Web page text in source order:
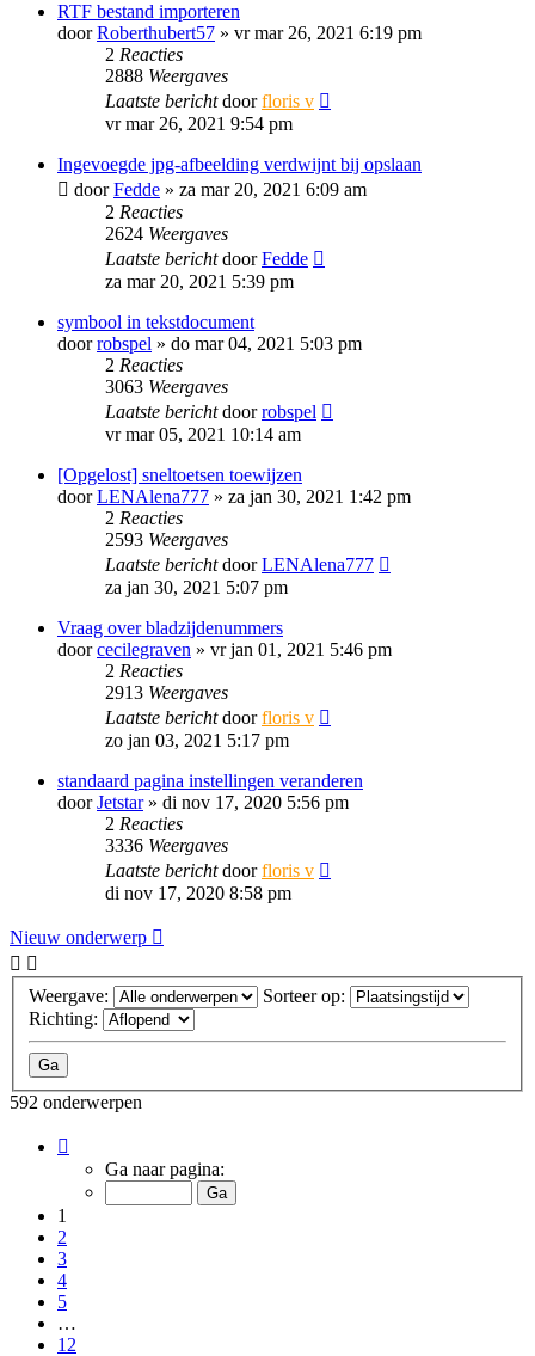
RTF bestand importeren
doorRoberthubert57 » vr mar 26, 2021 6:19 pm
2 Reacties
2888 Weergaves
Laatste berichtdoorfloris v
vr mar 26, 2021 9:54 pm
Ingevoegde jpg-afbeelding verdwijnt bij opslaan
doorFedde » za mar 20, 2021 6:09 am
2 Reacties
2624 Weergaves
Laatste berichtdoorFedde
za mar 20, 2021 5:39 pm
symbool in tekstdocument
doorrobspel » do mar 04, 2021 5:03 pm
2 Reacties
3063 Weergaves
Laatste berichtdoorrobspel
vr mar 05, 2021 10:14 am
[Opgelost] sneltoetsen toewijzen
doorLENAlena777 » za jan 30, 2021 1:42 pm
2 Reacties
2593 Weergaves
Laatste berichtdoorLENAlena777
za jan 30, 2021 5:07 pm
Vraag over bladzijdenummers
doorcecilegraven » vr jan 01, 2021 5:46 pm
2 Reacties
2913 Weergaves
Laatste berichtdoorfloris v
zo jan 03, 2021 5:17 pm
standaard pagina instellingen veranderen
doorJetstar» di nov 17, 2020 5:56 pm
2 Reacties
3336 Weergaves
Laatste berichtdoorfloris v
di nov 17, 2020 8:58 pm
Nieuw onderwerp
Weergave:
Sorteer op:
Richting:
592 onderwerpen
van
Ga naar pagina:
1
2
3
4
5
…
12